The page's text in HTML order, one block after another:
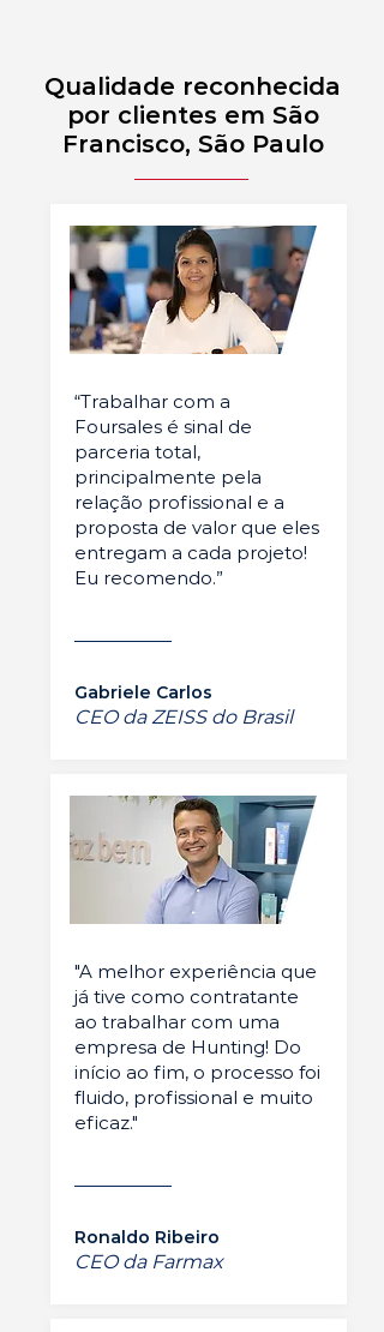
Qualidade reconhecida
por clientes em São
Francisco, São Paulo
“Trabalhar com a
Foursales é sinal de
parceria total,
principalmente pela
relação profissional e a
proposta de valor que eles
entregam a cada projeto!
Eu recomendo.”
Gabriele Carlos
CEO da ZEISS do Brasil
"A melhor experiência que
já tive como contratante
ao trabalhar com uma
empresa de Hunting! Do
início ao fim, o processo foi
fluido, profissional e muito
eficaz."
Ronaldo Ribeiro
CEO da Farmax